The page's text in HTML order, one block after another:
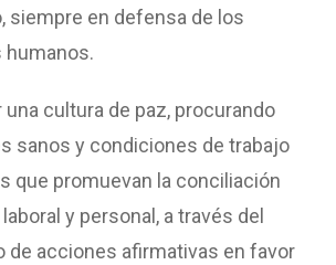
siempre en defensa de los
humanos.
una cultura de paz, procurando
sanos y condiciones de trabajo
que promuevan la conciliación
y personal, a través del
de acciones afirmativas en favor